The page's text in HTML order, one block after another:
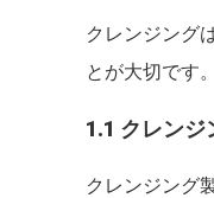
クレンジング
とが大切です。
1.1 クレンジ
クレンジング